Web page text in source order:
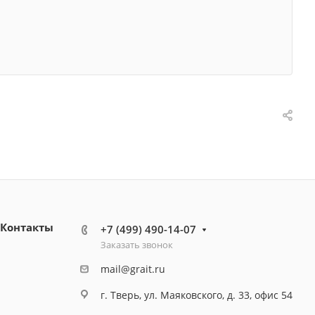
Контакты +7 (499) 490-14-07
Заказать звонок
mail@grait.ru
г. Тверь, ул. Маяковского, д. 33, офис 54